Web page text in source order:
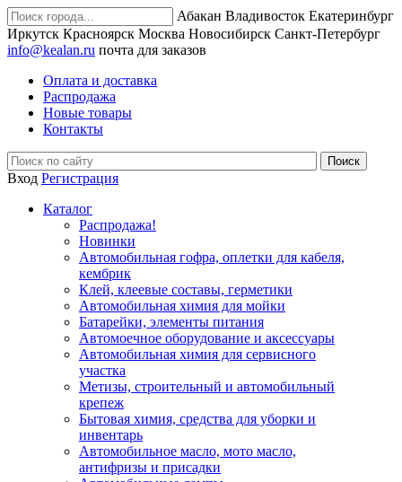
Абакан Владивосток Екатеринбург
Иркутск Красноярск Москва Новосибирск Санкт-Петербург
info@kealan.ru почта для заказов
Оплата и доставка
Распродажа
Новые товары
Контакты
Вход Регистрация
Каталог
Распродажа!
Новинки
Автомобильная гофра, оплетки для кабеля,
кембрик
Клей, клеевые составы, герметики
Автомобильная химия для мойки
Батарейки, элементы питания
Автомоечное оборудование и аксессуары
Автомобильная химия для сервисного
участка
Метизы, строительный и автомобильный
крепеж
Бытовая химия, средства для уборки и
инвентарь
Автомобильное масло, мото масло,
антифризы и присадки